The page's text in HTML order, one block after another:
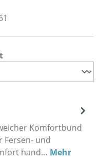
Komfortbund
Fersen- und
hand… Mehr